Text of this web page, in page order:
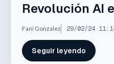
Revolución AI
Fani Gonzalez 29/02/24
Seguir leyendo